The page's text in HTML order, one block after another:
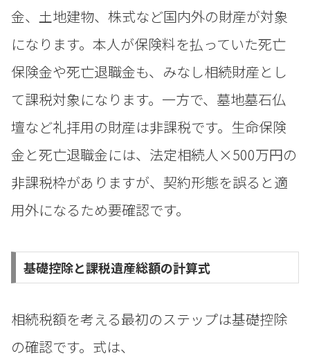
金、土地建物、株式など国内外の財産が対象
になります。本人が保険料を払っていた死亡
保険金や死亡退職金も、みなし相続財産とし
て課税対象になります。一方で、墓地墓石仏
壇など礼拝用の財産は非課税です。生命保険
金と死亡退職金には、法定相続人×500万円の
非課税枠がありますが、契約形態を誤ると適
用外になるため要確認です。
基礎控除と課税遺産総額の計算式
相続税額を考える最初のステップは基礎控除
の確認です。式は、